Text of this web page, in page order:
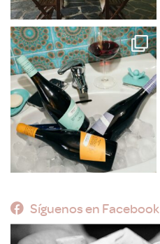
Síguenos en Facebook